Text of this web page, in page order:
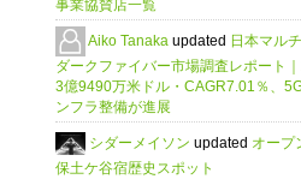
事業協賛店一覧
Aiko Tanaka updated 日本マル
ダークファイバー市場調査レポート
3億9490万米ドル・CAGR7.01％、
ンフラ整備が進展
シダーメイソン updated オープ
保土ケ谷宿歴史スポット